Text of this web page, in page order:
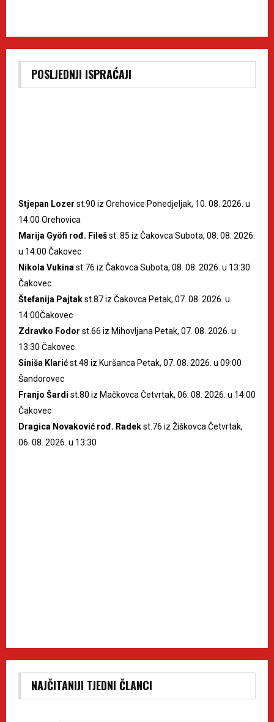
POSLJEDNJI ISPRAĆAJI
Stjepan Lozer st.90 iz Orehovice Ponedjeljak, 10. 08. 2026. u
14:00 Orehovica
Marija Gyöfi rođ. Filešst. 85 iz Čakovca Subota, 08. 08. 2026.
u 14:00 Čakovec
Nikola Vukina st.76 iz Čakovca Subota, 08. 08. 2026. u 13:30
Čakovec
Štefanija Pajtakst.87 iz Čakovca Petak, 07. 08. 2026. u
14:00Čakovec
Zdravko Fodor st.66 iz Mihovljana Petak, 07. 08. 2026. u
13:30 Čakovec
Siniša Klarićst.48 iz Kuršanca Petak, 07. 08. 2026. u 09:00
Šandorovec
Franjo Šardi st.80 iz Mačkovca Četvrtak, 06. 08. 2026. u 14:00
Čakovec
Dragica Novaković rođ. Radekst.76 iz Žiškovca Četvrtak,
06. 08. 2026. u 13:30
NAJČITANIJI TJEDNI ČLANCI